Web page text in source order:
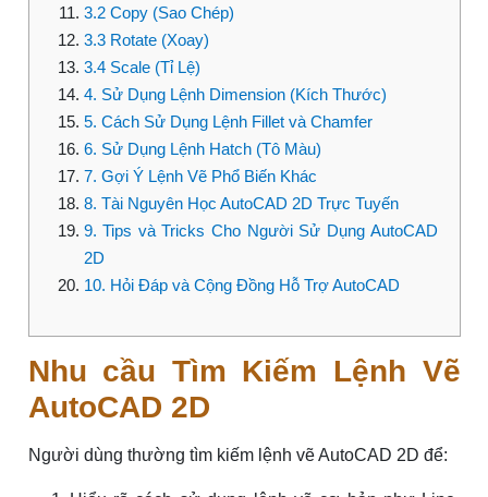
3.2 Copy (Sao Chép)
3.3 Rotate (Xoay)
3.4 Scale (Tỉ Lệ)
4. Sử Dụng Lệnh Dimension (Kích Thước)
5. Cách Sử Dụng Lệnh Fillet và Chamfer
6. Sử Dụng Lệnh Hatch (Tô Màu)
7. Gợi Ý Lệnh Vẽ Phổ Biến Khác
8. Tài Nguyên Học AutoCAD 2D Trực Tuyến
9. Tips và Tricks Cho Người Sử Dụng AutoCAD
2D
10. Hỏi Đáp và Cộng Đồng Hỗ Trợ AutoCAD
Nhu cầu Tìm Kiếm Lệnh Vẽ
AutoCAD 2D
Người dùng thường tìm kiếm lệnh vẽ AutoCAD 2D để: